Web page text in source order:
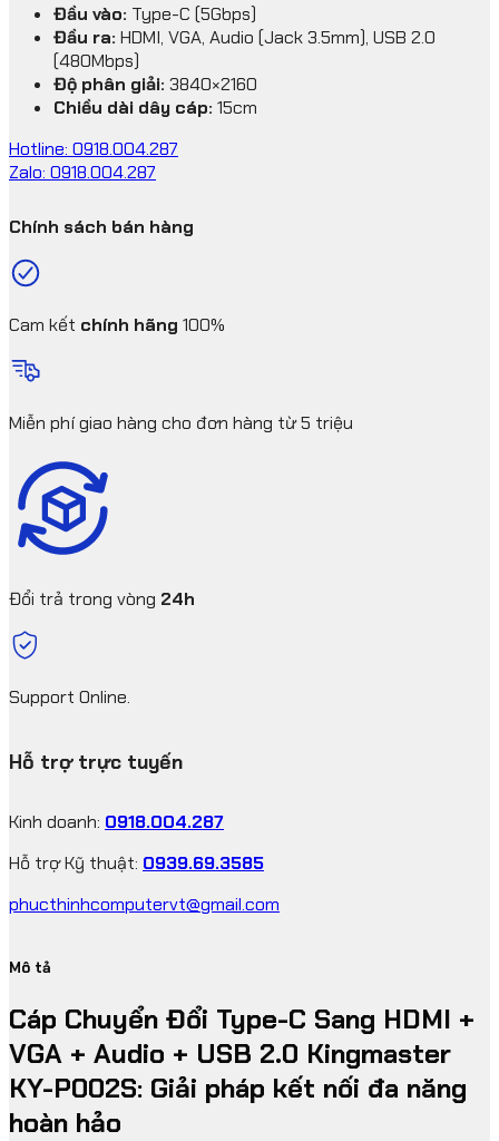
Đầu vào: Type-C (5Gbps)
Đầu ra: HDMI, VGA, Audio (Jack 3.5mm), USB 2.0
(480Mbps)
Độ phân giải: 3840×2160
Chiều dài dây cáp: 15cm
Hotline: 0918.004.287
Zalo: 0918.004.287
Chính sách bán hàng
Cam kết chính hãng 100%
Miễn phí giao hàng cho đơn hàng từ 5 triệu
Đổi trả trong vòng 24h
Support Online.
Hỗ trợ trực tuyến
Kinh doanh: 0918.004.287
Hỗ trợ Kỹ thuật: 0939.69.3585
phucthinhcomputervt@gmail.com
Mô tả
Cáp Chuyển Đổi Type-C Sang HDMI +
VGA + Audio + USB 2.0 Kingmaster
KY-P002S: Giải pháp kết nối đa năng
hoàn hảo